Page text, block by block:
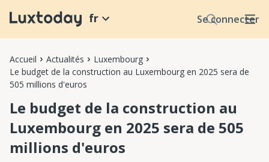
Se connecter
fr
Accueil Actualités
Luxembourg
Le budget de la construction au Luxembourg en 2025 sera de
505 millions d'euros
Le budget de la construction au
Luxembourg en 2025 sera de 505
millions d'euros